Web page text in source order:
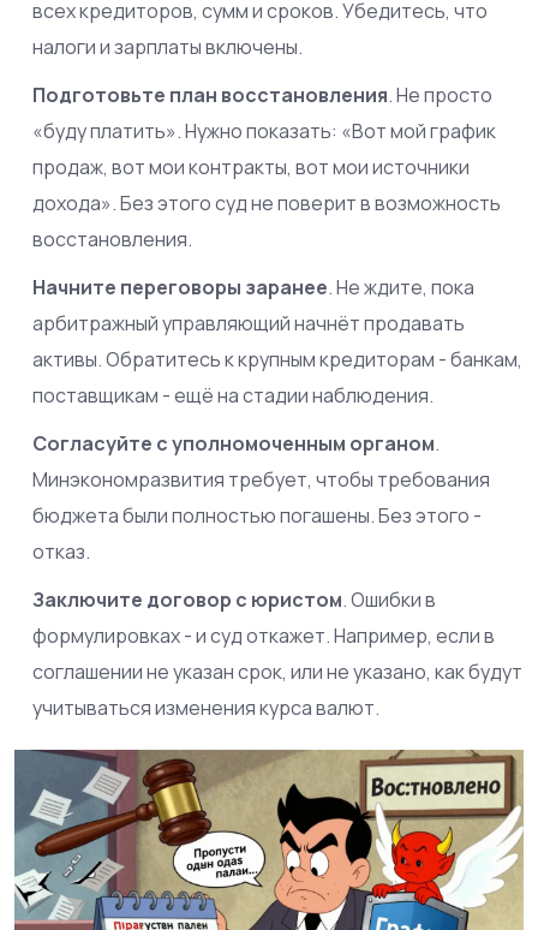
всех кредиторов, сумм и сроков. Убедитесь, что
налоги и зарплаты включены.
Подготовьте план восстановления. Не просто
«буду платить». Нужно показать: «Вот мой график
продаж, вот мои контракты, вот мои источники
дохода». Без этого суд не поверит в возможность
восстановления.
Начните переговоры заранее. Не ждите, пока
арбитражный управляющий начнёт продавать
активы. Обратитесь к крупным кредиторам - банкам,
поставщикам - ещё на стадии наблюдения.
Согласуйте с уполномоченным органом.
Минэкономразвития требует, чтобы требования
бюджета были полностью погашены. Без этого -
отказ.
Заключите договор с юристом. Ошибки в
формулировках - и суд откажет. Например, если в
соглашении не указан срок, или не указано, как будут
учитываться изменения курса валют.